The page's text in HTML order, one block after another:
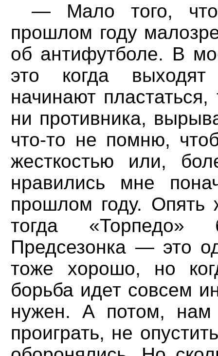
— Мало того,
прошлом году мало
об антифутболе. В
это когда
начинают
ни противника,
что-то не помню,
жесткостью или,
нравились мне
прошлом году. Опять
тогда «Торпедо»
Предсезонка — это
тоже хорошо, но
борьба идет совсем
нужен. А потом,
проиграть, не